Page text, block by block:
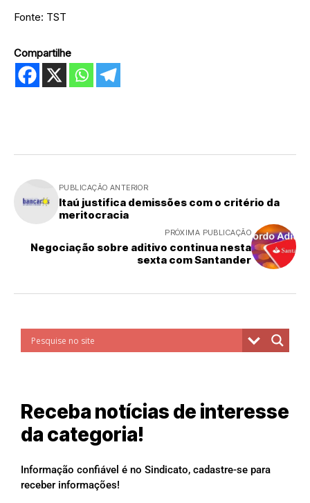
Fonte: TST
Compartilhe
PUBLICAÇÃO ANTERIOR
Itaú justifica demissões com o critério da
meritocracia
PRÓXIMA PUBLICAÇÃO
Negociação sobre aditivo continua nesta
sexta com Santander
Receba notícias de interesse
da categoria!
Informação confiável é no Sindicato, cadastre-se para
receber informações!